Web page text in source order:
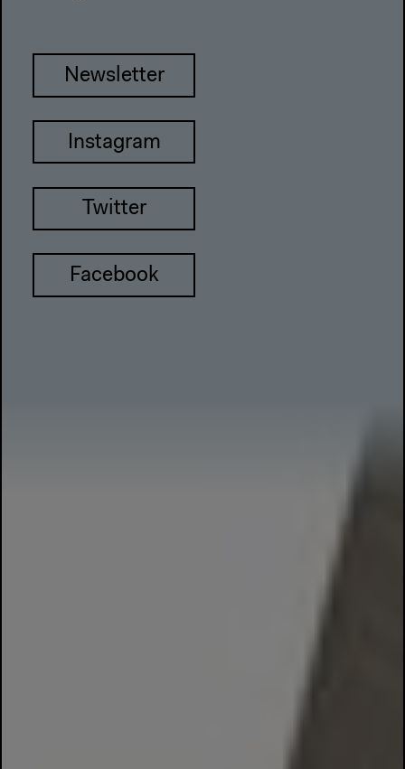
Newsletter
Instagram
Twitter
Facebook